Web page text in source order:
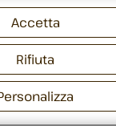
Accetta
Rifiuta